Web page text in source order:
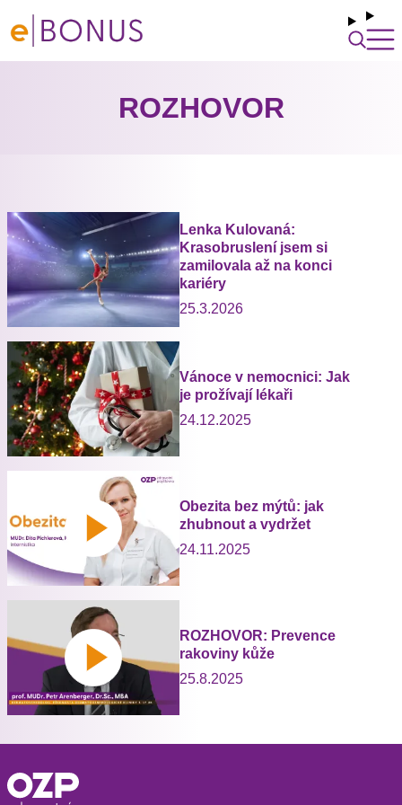
ROZHOVOR
Lenka Kulovaná:
Krasobruslení jsem si
zamilovala až na konci
kariéry
25.3.2026
Vánoce v nemocnici: Jak
je prožívají lékaři
24.12.2025
Obezita bez mýtů: jak
zhubnout a vydržet
24.11.2025
ROZHOVOR: Prevence
rakoviny kůže
25.8.2025